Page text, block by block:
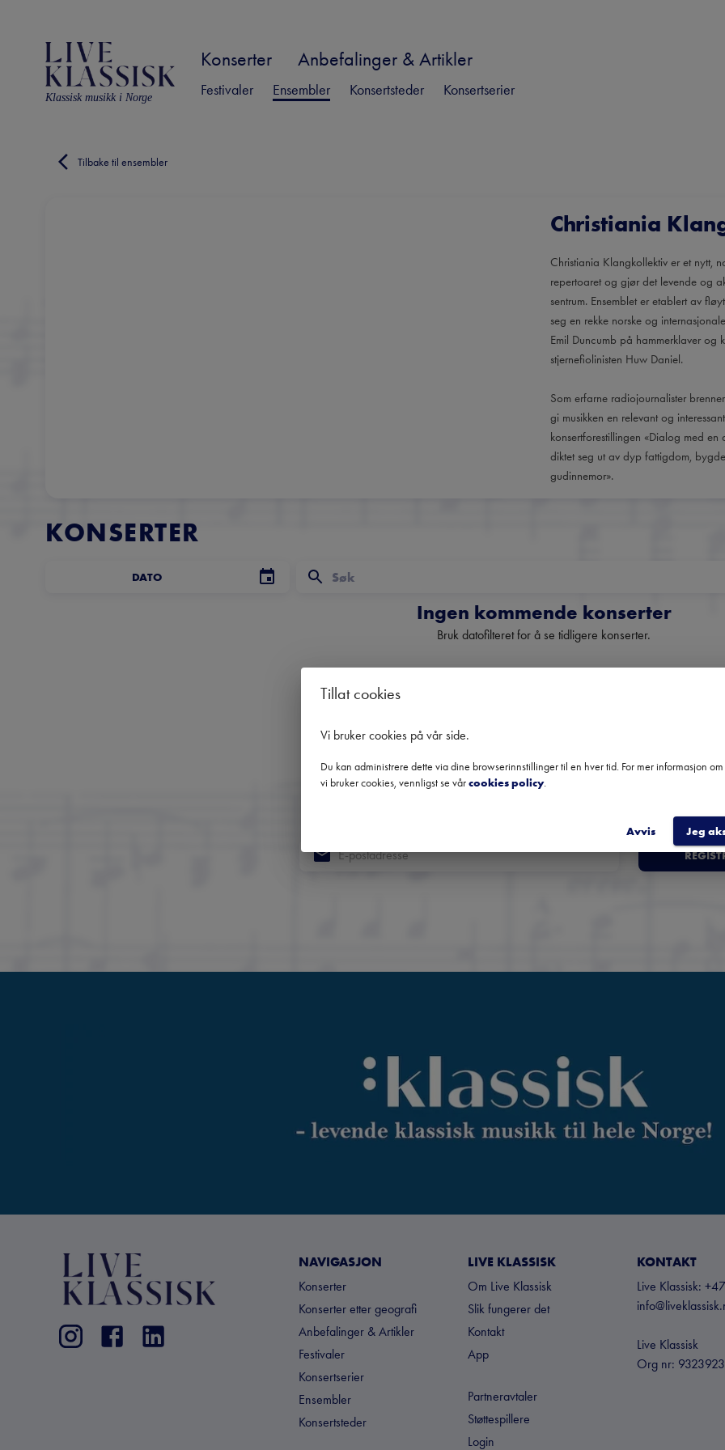
Klassisk musikk i Norge
Konserter Anbefalinger & Artikler
Festivaler Ensembler Konsertsteder Konsertserier
Tilbake til ensembler
Christiania
Christiania Klangkollektiv er et nytt,
repertoaret og gjør det levende og
sentrum. Ensemblet er etablert av
seg en rekke norske og
Emil Duncumb på hammerklaver og
stjernefiolinisten Huw Daniel.
Som erfarne radiojournalister
gi musikken en relevant og
konsertforestillingen «Dialog med
diktet seg ut av dyp fattigdom,
KONSERTER
DATO
Ingen kommende konserter
Bruk datofilteret for å se tidligere konserter.
klassisk musikk
Få oversikt over kommende konserter, festivaler og utvalgte
NAVIGASJON
Konserter
Konserter etter geografi
Anbefalinger & Artikler
Festivaler
Konsertserier
Ensembler
Konsertsteder
LIVE KLASSISK
Om Live Klassisk
Slik fungerer det
Kontakt
App
Partneravtaler
Støttespillere
Login
KONTAKT
Live Klassisk:
Live Klassisk
Org nr:
Tillat cookies
Vi bruker cookies på vår side.
Du kan administrere dette via dine browserinnstillinger til en hver tid. For mer informasjon
vi bruker cookies, vennligst se vårcookies policy.
Avvis Jeg